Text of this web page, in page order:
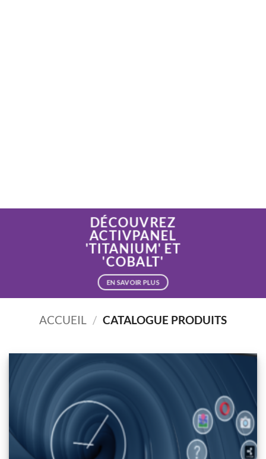
DÉCOUVREZ
ACTIVPANEL
'TITANIUM' ET
'COBALT'
EN SAVOIR PLUS
ACCUEIL / CATALOGUE PRODUITS